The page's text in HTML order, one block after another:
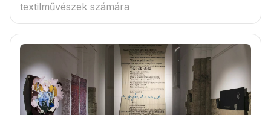
textilművészek számára